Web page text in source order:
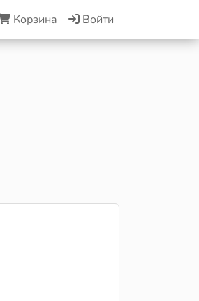
Корзина Войти